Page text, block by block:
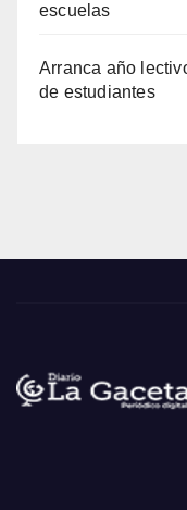
escuelas
Arranca año
de estudiantes